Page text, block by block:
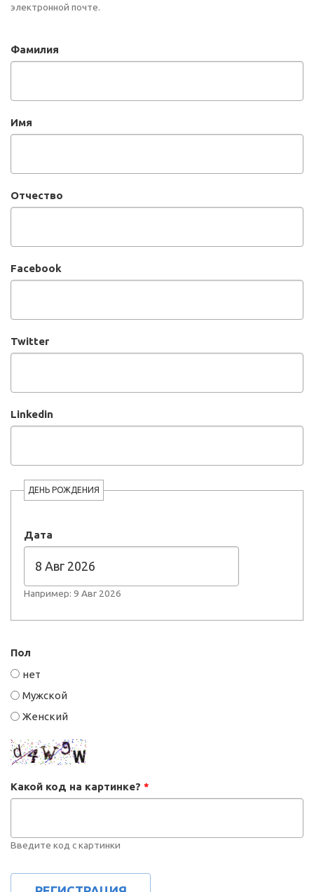
электронной почте.
Фамилия
Имя
Отчество
Facebook
Twitter
Linkedin
ДЕНЬ РОЖДЕНИЯ
Дата
Например: 9 Авг 2026
Пол
нет
Мужской
Женский
Какой код на картинке? *
Введите код с картинки